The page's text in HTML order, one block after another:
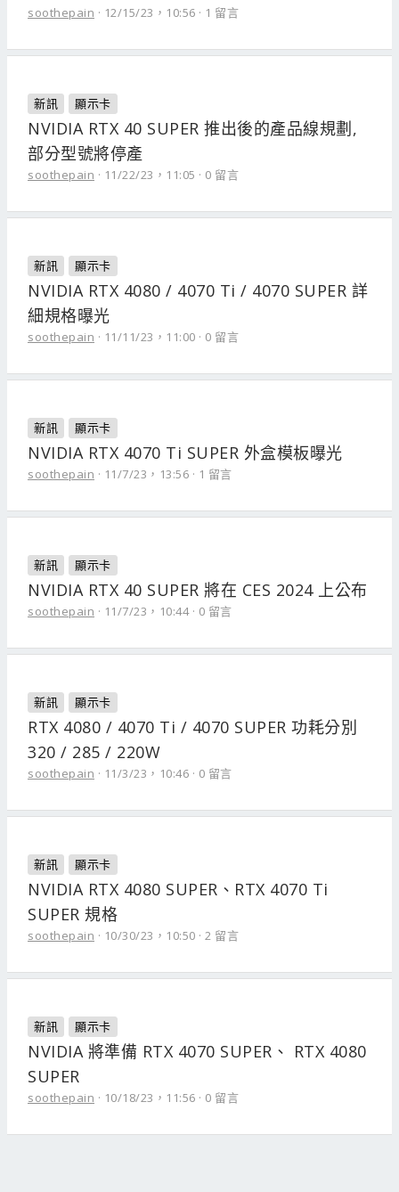
soothepain 12/15/23，10:56 1 留言
新訊 顯示卡
NVIDIA RTX 40 SUPER 推出後的產品線規劃,
部分型號將停產
soothepain 11/22/23，11:05 0 留言
新訊 顯示卡
NVIDIA RTX 4080 / 4070 Ti / 4070 SUPER 詳
細規格曝光
soothepain 11/11/23，11:00 0 留言
新訊 顯示卡
NVIDIA RTX 4070 Ti SUPER 外盒模板曝光
soothepain 11/7/23，13:56 1 留言
新訊 顯示卡
NVIDIA RTX 40 SUPER 將在 CES 2024 上公布
soothepain 11/7/23，10:44 0 留言
新訊 顯示卡
RTX 4080 / 4070 Ti / 4070 SUPER 功耗分別
320 / 285 / 220W
soothepain 11/3/23，10:46 0 留言
新訊 顯示卡
NVIDIA RTX 4080 SUPER、RTX 4070 Ti
SUPER 規格
soothepain 10/30/23，10:50 2 留言
新訊 顯示卡
NVIDIA 將準備 RTX 4070 SUPER、 RTX 4080
SUPER
soothepain 10/18/23，11:56 0 留言